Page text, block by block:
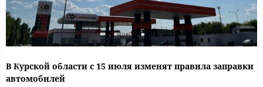
В Курской области с 15 июля изменят правила заправки
автомобилей